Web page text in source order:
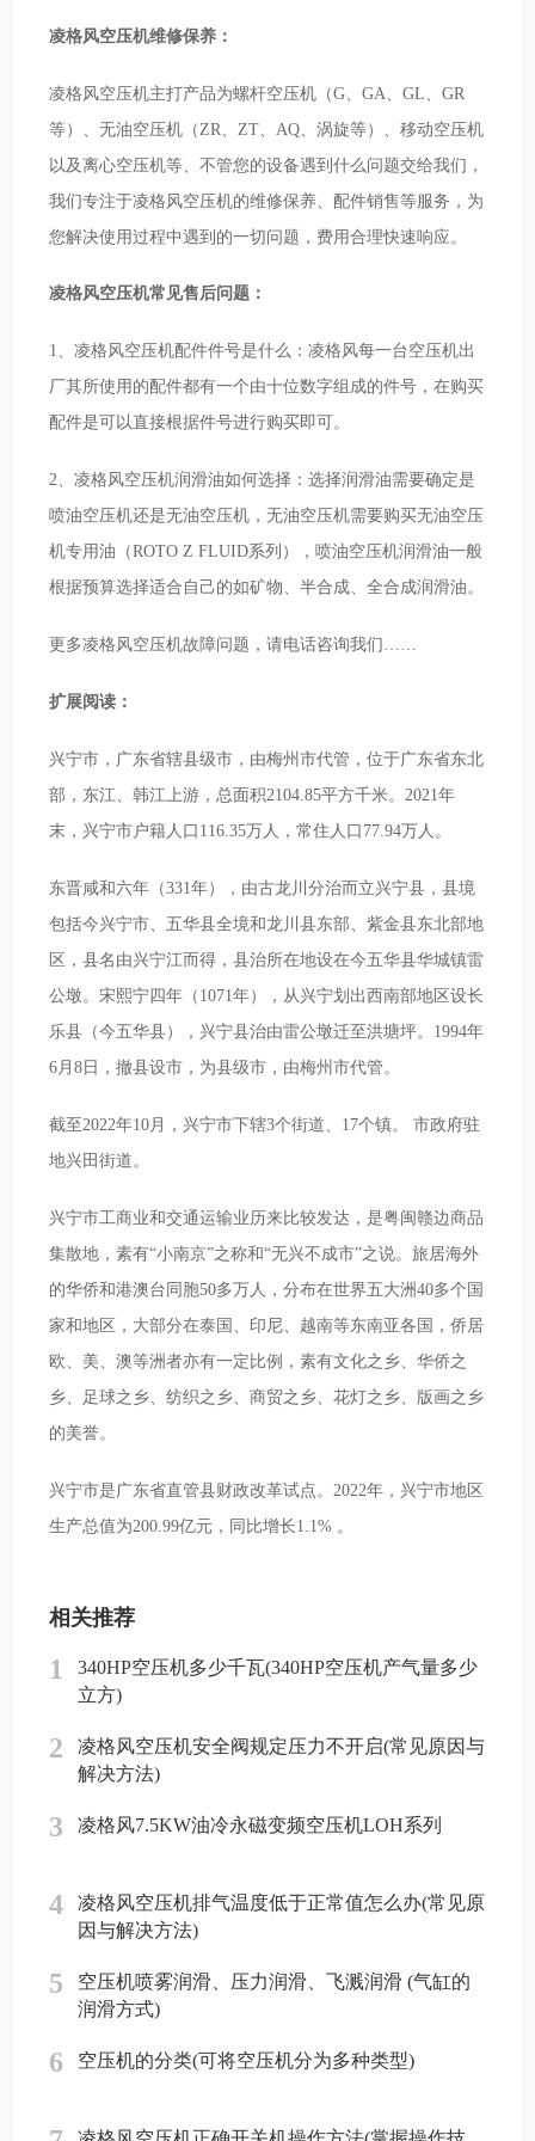
凌格风空压机维修保养：
凌格风空压机主打产品为螺杆空压机（G、GA、GL、GR
等）、无油空压机（ZR、ZT、AQ、涡旋等）、移动空压机
以及离心空压机等、不管您的设备遇到什么问题交给我们，
我们专注于凌格风空压机的维修保养、配件销售等服务，为
您解决使用过程中遇到的一切问题，费用合理快速响应。
凌格风空压机常见售后问题：
1、凌格风空压机配件件号是什么：凌格风每一台空压机出
厂其所使用的配件都有一个由十位数字组成的件号，在购买
配件是可以直接根据件号进行购买即可。
2、凌格风空压机润滑油如何选择：选择润滑油需要确定是
喷油空压机还是无油空压机，无油空压机需要购买无油空压
机专用油（ROTO Z FLUID系列），喷油空压机润滑油一般
根据预算选择适合自己的如矿物、半合成、全合成润滑油。
更多凌格风空压机故障问题，请电话咨询我们……
扩展阅读：
兴宁市，广东省辖县级市，由梅州市代管，位于广东省东北
部，东江、韩江上游，总面积2104.85平方千米。2021年
末，兴宁市户籍人口116.35万人，常住人口77.94万人。
东晋咸和六年（331年），由古龙川分治而立兴宁县，县境
包括今兴宁市、五华县全境和龙川县东部、紫金县东北部地
区，县名由兴宁江而得，县治所在地设在今五华县华城镇雷
公墩。宋熙宁四年（1071年），从兴宁划出西南部地区设长
乐县（今五华县），兴宁县治由雷公墩迁至洪塘坪。1994年
6月8日，撤县设市，为县级市，由梅州市代管。
截至2022年10月，兴宁市下辖3个街道、17个镇。 市政府驻
地兴田街道。
兴宁市工商业和交通运输业历来比较发达，是粤闽赣边商品
集散地，素有“小南京”之称和“无兴不成市”之说。旅居海外
的华侨和港澳台同胞50多万人，分布在世界五大洲40多个国
家和地区，大部分在泰国、印尼、越南等东南亚各国，侨居
欧、美、澳等洲者亦有一定比例，素有文化之乡、华侨之
乡、足球之乡、纺织之乡、商贸之乡、花灯之乡、版画之乡
的美誉。
兴宁市是广东省直管县财政改革试点。2022年，兴宁市地区
生产总值为200.99亿元，同比增长1.1% 。
相关推荐
1
340HP空压机多少千瓦(340HP空压机产气量多少
立方)
2
凌格风空压机安全阀规定压力不开启(常见原因与
解决方法)
3 凌格风7.5KW油冷永磁变频空压机LOH系列
4
凌格风空压机排气温度低于正常值怎么办(常见原
因与解决方法)
5
空压机喷雾润滑、压力润滑、飞溅润滑 (气缸的
润滑方式)
6 空压机的分类(可将空压机分为多种类型)